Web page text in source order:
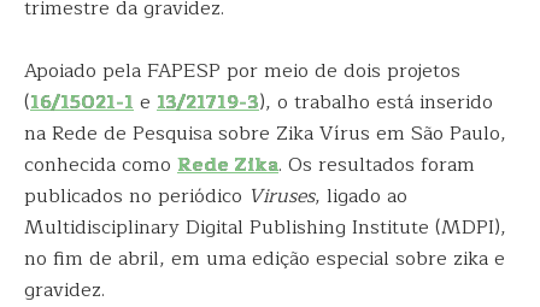
trimestre da gravidez.
Apoiado pela FAPESP por meio de dois projetos
(16/15021-1e 13/21719-3), o trabalho está inserido
na Rede de Pesquisa sobre Zika Vírus em São Paulo,
conhecida como Rede Zika. Os resultados foram
publicados no periódico Viruses, ligado ao
Multidisciplinary Digital Publishing Institute (MDPI),
no fim de abril, em uma edição especial sobre zika e
gravidez.